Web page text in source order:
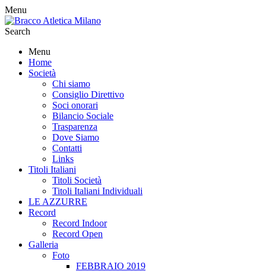
Menu
Search
Menu
Home
Società
Chi siamo
Consiglio Direttivo
Soci onorari
Bilancio Sociale
Trasparenza
Dove Siamo
Contatti
Links
Titoli Italiani
Titoli Società
Titoli Italiani Individuali
LE AZZURRE
Record
Record Indoor
Record Open
Galleria
Foto
FEBBRAIO 2019